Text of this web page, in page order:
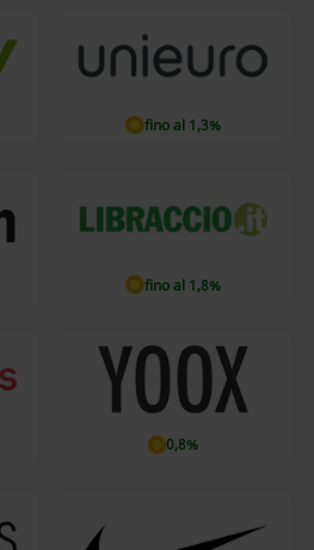
fino al 1,3%
fino al 1,8%
0,8%